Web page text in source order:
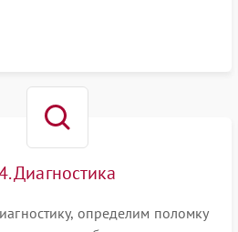
Диагностика
определим поломку